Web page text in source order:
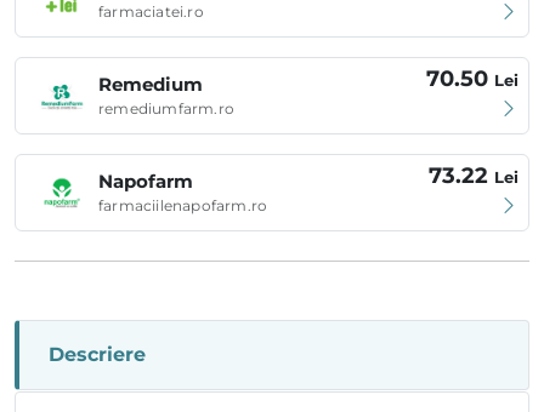
farmaciatei.ro
Remedium
remediumfarm.ro
70.50 Lei
Napofarm
farmaciilenapofarm.ro
73.22 Lei
Descriere